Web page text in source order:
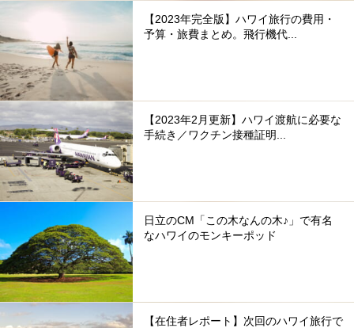
【2023年完全版】ハワイ旅行の費用・
予算・旅費まとめ。飛行機代...
【2023年2月更新】ハワイ渡航に必要な
手続き／ワクチン接種証明...
日立のCM「この木なんの木♪」で有名
なハワイのモンキーポッド
【在住者レポート】次回のハワイ旅行で